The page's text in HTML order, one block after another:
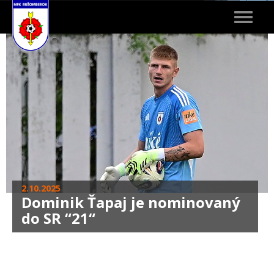
Toggle
2.10.2025
Dominik Ťapaj je nominovaný
do SR “21“